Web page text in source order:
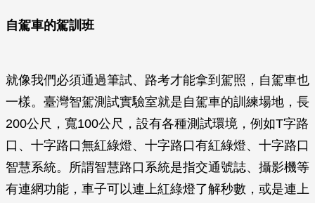
自駕車的駕訓班
就像我們必須通過筆試、路考才能拿到駕照，自駕車也
一樣。臺灣智駕測試實驗室就是自駕車的訓練場地，長
200公尺，寬100公尺，設有各種測試環境，例如T字路
口、十字路口無紅綠燈、十字路口有紅綠燈、十字路口
智慧系統。所謂智慧路口系統是指交通號誌、攝影機等
有連網功能，車子可以連上紅綠燈了解秒數，或是連上